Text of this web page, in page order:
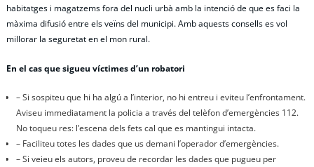
habitatges i magatzems fora del nucli urbà amb la intenció de que es faci la
màxima difusió entre els veïns del municipi. Amb aquests consells es vol
millorar la seguretat en el mon rural.
En el cas que sigueu víctimes d’un robatori
– Si sospiteu que hi ha algú a l’interior, no hi entreu i eviteu l’enfrontament.
Aviseu immediatament la policia a través del telèfon d’emergències 112.
No toqueu res: l’escena dels fets cal que es mantingui intacta.
– Faciliteu totes les dades que us demani l’operador d’emergències.
– Si veieu els autors, proveu de recordar les dades que pugueu per